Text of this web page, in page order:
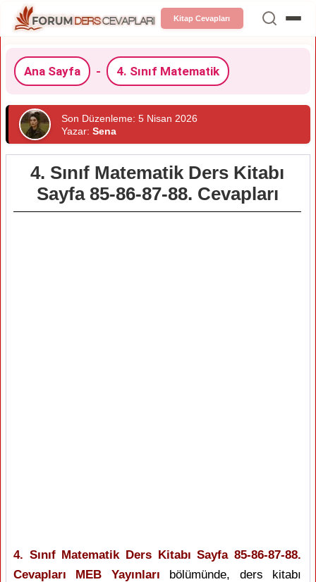
Kitap Cevapları
Ana Sayfa - 4. Sınıf Matematik
Son Düzenleme: 5 Nisan 2026
Yazar: Sena
4. Sınıf Matematik Ders Kitabı
Sayfa 85-86-87-88. Cevapları
4. Sınıf Matematik Ders Kitabı Sayfa 85-86-87-88.
Cevapları MEB Yayınları bölümünde, ders kitabı